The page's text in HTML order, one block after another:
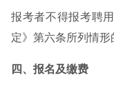
报考者不得报考聘
定》第六条所列情形
四、报名及缴费